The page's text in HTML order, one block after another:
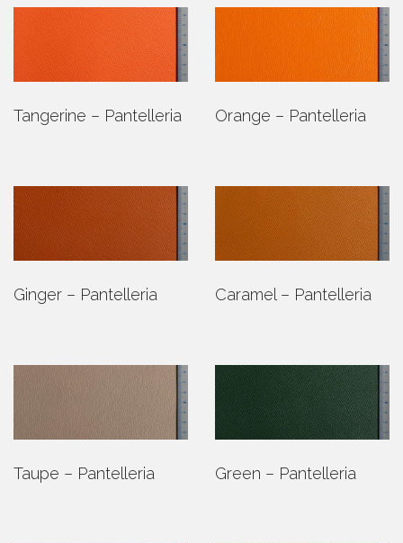
Tangerine – Pantelleria Orange – Pantelleria
Ginger – Pantelleria Caramel – Pantelleria
Taupe – Pantelleria Green – Pantelleria